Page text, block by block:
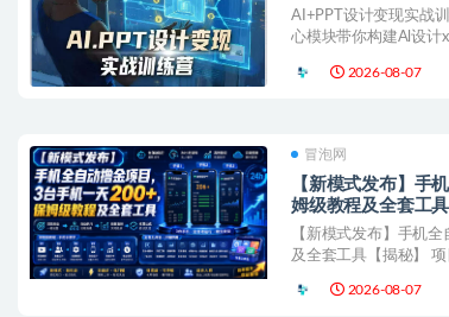
AI+PPT设计变现实战
心模块带你构建Al设计
2026-08-07
冒泡网
【新模式发布】手
姆级教程及全套工具
【新模式发布】手机
及全套工具【揭秘】 项
2026-08-07